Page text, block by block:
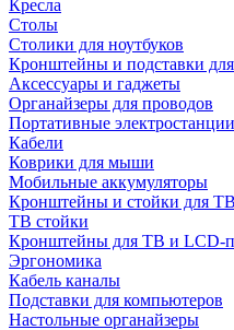
Кресла
Столы
Столики для ноутбуков
Кронштейны и подставки
Аксессуары и гаджеты
Органайзеры для проводов
Портативные электростанции
Кабели
Коврики для мыши
Мобильные аккумуляторы
Кронштейны и стойки для
ТВ стойки
Кронштейны для ТВ и LCD-
Эргономика
Кабель каналы
Подставки для компьютеров
Настольные органайзеры